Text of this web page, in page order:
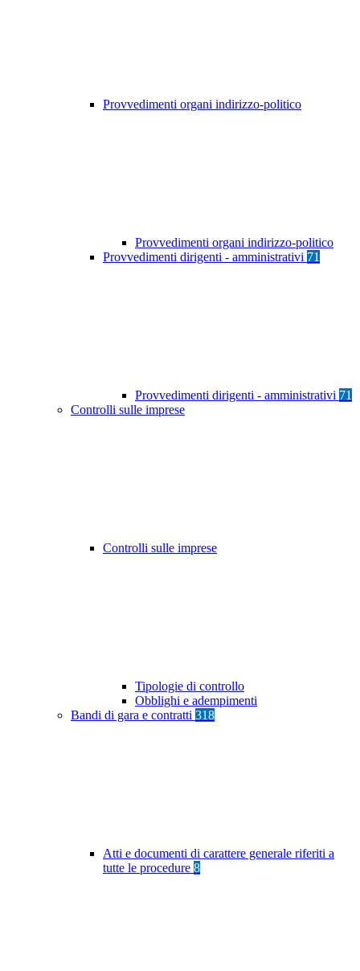
Provvedimenti organi indirizzo-politico
Provvedimenti organi indirizzo-politico
Provvedimenti dirigenti - amministrativi 71
Provvedimenti dirigenti - amministrativi 71
Controlli sulle imprese
Controlli sulle imprese
Tipologie di controllo
Obblighi e adempimenti
Bandi di gara e contratti 318
Atti e documenti di carattere generale riferiti a
tutte le procedure 8